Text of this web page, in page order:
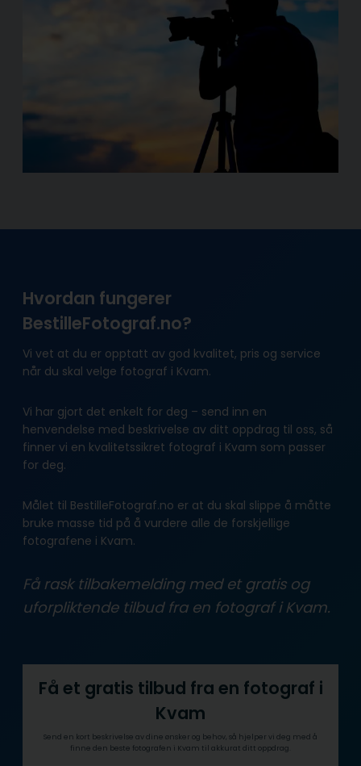
Hvordan fungerer
BestilleFotograf.no?
Vi vet at du er opptatt av god kvalitet, pris og service
når du skal velge fotograf i Kvam.
Vi har gjort det enkelt for deg – send inn en
henvendelse med beskrivelse av ditt oppdrag til oss, så
finner vi en kvalitetssikret fotograf i Kvam som passer
for deg.
Målet til BestilleFotograf.no er at du skal slippe å måtte
bruke masse tid på å vurdere alle de forskjellige
fotografene i Kvam.
Få rask tilbakemelding med et gratis og
uforpliktende tilbud fra en fotograf i Kvam.
Få et gratis tilbud fra en fotograf i
Kvam
Send en kort beskrivelse av dine ønsker og behov, så hjelper vi deg med å
finne den beste fotografen i Kvam til akkurat ditt oppdrag.